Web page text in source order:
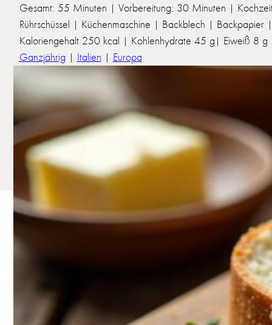
Gesamt: 55 Minuten | Vorbereitung: 30 Minuten |
Rührschüssel | Küchenmaschine | Backblech | Backpapier
Kaloriengehalt 250 kcal | Kohlenhydrate 45 g| Eiweiß 8
Ganzjährig | Italien | Europa